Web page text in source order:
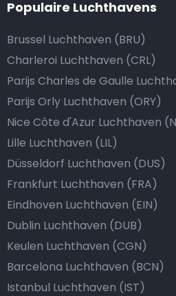
Populaire Luchthavens
Brussel Luchthaven (BRU)
Charleroi Luchthaven (CRL)
Parijs Charles de Gaulle
Parijs Orly Luchthaven (ORY)
Nice Côte d'Azur Luchthaven
Lille Luchthaven (LIL)
Düsseldorf Luchthaven (DUS)
Frankfurt Luchthaven (FRA)
Eindhoven Luchthaven (EIN)
Dublin Luchthaven (DUB)
Keulen Luchthaven (CGN)
Barcelona Luchthaven (BCN)
Istanbul Luchthaven (IST)